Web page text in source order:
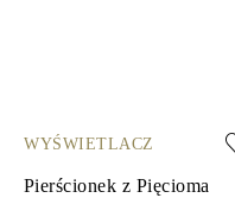
WYŚWIETLACZ
Pierścionek z Pięcioma